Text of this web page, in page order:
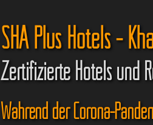
SHA Plus Hotels -
Zertifizierte Hotels und
Während der Corona-